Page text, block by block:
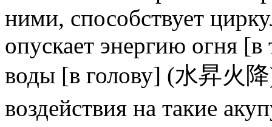
ними, способствует
опускает энергию огня
воды [в голову] (水昇火降
воздействия на такие